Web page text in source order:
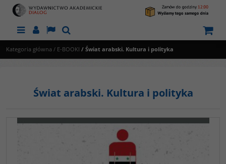
MenuPanelLangSzukaj
Kategoria główna / E-BOOKI / Świat arabski. Kultura i polityka
Świat arabski. Kultura i polityka